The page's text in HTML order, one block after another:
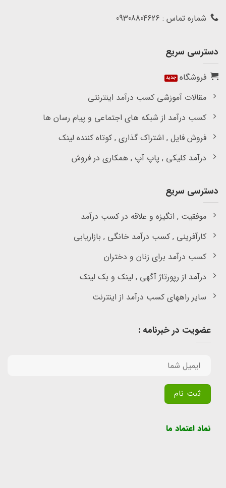
شماره تماس : 09308804626
دسترسی سریع
فروشگاه
مقالات آموزشی کسب درآمد اینترنتی
کسب درآمد از شبکه های اجتماعی و پیام رسان ها
فروش فایل , اشتراک گذاری , کوتاه کننده لینک
درآمد کلیکی , پاپ آپ , همکاری در فروش
دسترسی سریع
موفقیت , انگیزه و علاقه در کسب درآمد
کارآفرینی , کسب درآمد خانگی , بازاریابی
کسب درآمد برای زنان و دختران
درآمد از رپورتاژ آگهی , لینک و بک لینک
سایر راههای کسب درآمد از اینترنت
عضویت در خبرنامه :
نماد اعتماد ما